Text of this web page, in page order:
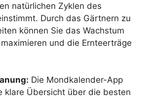
natürlichen Zyklen des
Durch das Gärtnern zu
können Sie das Wachstum
und die Ernteerträge
Die Mondkalender-App
klare Übersicht über die besten